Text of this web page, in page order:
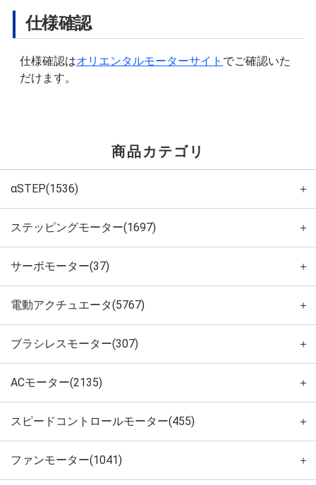
仕様確認
仕様確認はオリエンタルモーターサイト でご確認いた
だけます。
商品カテゴリ
αSTEP(1536) ＋
ステッピングモーター(1697) ＋
サーボモーター(37) ＋
電動アクチュエータ(5767) ＋
ブラシレスモーター(307) ＋
ACモーター(2135) ＋
スピードコントロールモーター(455) ＋
ファンモーター(1041) ＋